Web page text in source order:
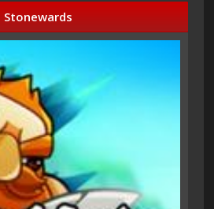
Stonewards